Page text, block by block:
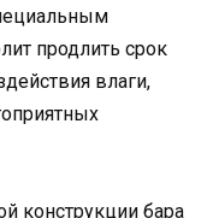
продлить срок
влаги,
конструкции бара